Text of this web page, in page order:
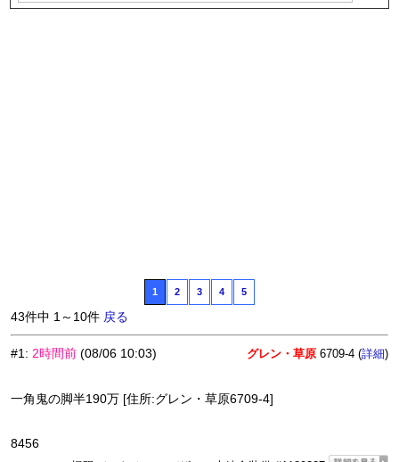
1 2 3 4 5
43件中 1～10件 戻る
#1: 2時間前 (08/06 10:03) グレン・草原 6709-4 (詳細)
一角鬼の脚半190万 [住所:グレン・草原6709-4]
8456